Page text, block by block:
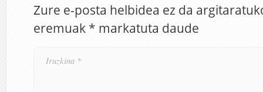
Zure e-posta helbidea ez da
eremuak * markatuta daude